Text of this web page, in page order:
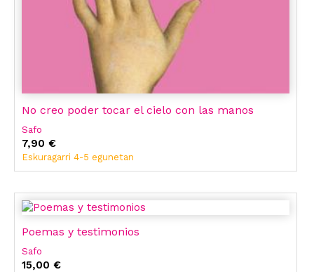
No creo poder tocar el cielo con las manos
Safo
7,90 €
Eskuragarri 4-5 egunetan
Poemas y testimonios
Safo
15,00 €